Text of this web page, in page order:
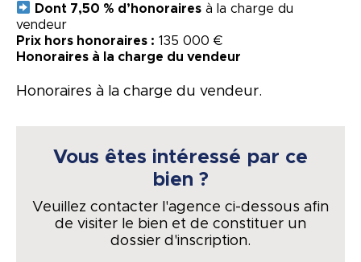
Dont 7,50 % d’honoraires à la charge du
vendeur
Prix hors honoraires : 135 000 €
Honoraires à la charge du vendeur
Honoraires à la charge du vendeur.
Vous êtes intéressé par ce
bien ?
Veuillez contacter l'agence ci-dessous afin
de visiter le bien et de constituer un
dossier d'inscription.